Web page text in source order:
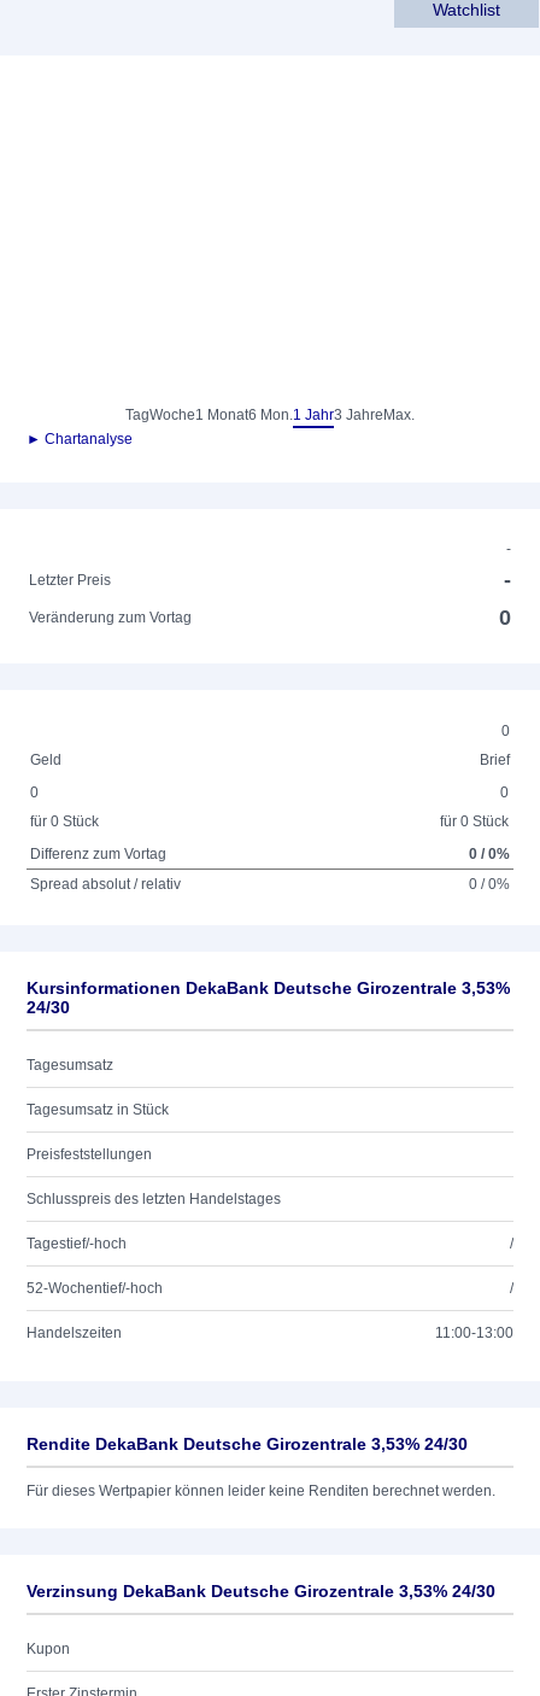
Watchlist
TagWoche1 Monat6 Mon.1 Jahr3 Jahre Max.
► Chartanalyse
-
Letzter Preis
-
Veränderung zum Vortag 0
0
Geld
Brief
0
für 0 Stück
0
für 0 Stück
Differenz zum Vortag
0 / 0%
Spread absolut / relativ
0 / 0%
Kursinformationen DekaBank Deutsche Girozentrale 3,53%
24/30
Tagesumsatz
Tagesumsatz in Stück
Preisfeststellungen
Schlusspreis des letzten Handelstages
Tagestief/-hoch /
52-Wochentief/-hoch /
Handelszeiten 11:00-13:00
Rendite DekaBank Deutsche Girozentrale 3,53% 24/30
Für dieses Wertpapier können leider keine Renditen berechnet werden.
Verzinsung DekaBank Deutsche Girozentrale 3,53% 24/30
Kupon